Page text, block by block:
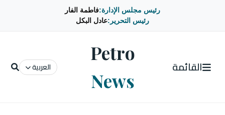
رئيس مجلس الإدارة:فاطمة الفار
رئيس التحرير:عادل البكل
القائمة
Petro
News
العربية